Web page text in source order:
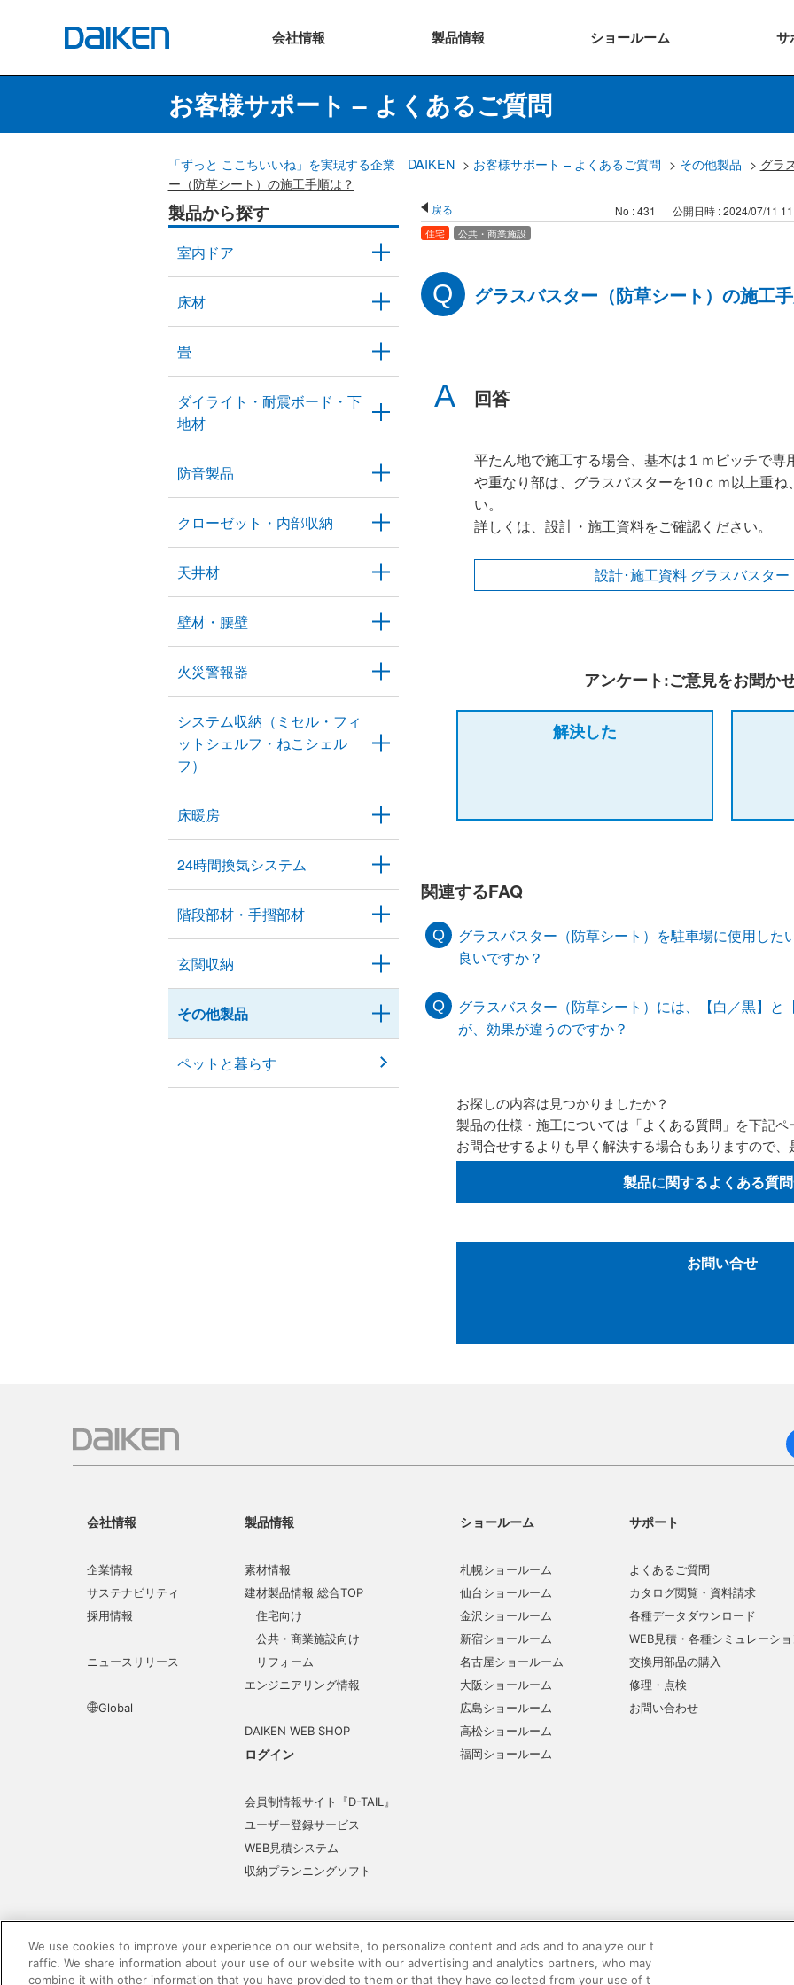
会社情報 製品情報 ショールーム サ
お客様サポート – よくあるご質問
「ずっと ここちいいね」を実現する企業 DAIKEN > お客様サポート – よくあるご質問 > その他製品 > グラ
ー（防草シート）の施工手順は？
製品から探す
室内ドア
床材
畳
ダイライト・耐震ボード・下
地材
防音製品
クローゼット・内部収納
天井材
壁材・腰壁
火災警報器
システム収納（ミセル・フィ
ットシェルフ・ねこシェル
フ）
床暖房
24時間換気システム
階段部材・手摺部材
玄関収納
その他製品
ペットと暮らす
戻る No : 431 公開日時 : 2024/07/11
住宅 公共・商業施設
グラスバスター（防草シート）の施工
回答
平たん地で施工する場合、基本は１ｍピッチで専
や重なり部は、グラスバスターを10ｃｍ以上重
い。
詳しくは、設計・施工資料をご確認ください。
設計･施工資料 グラスバスター
アンケート:ご意見をお聞か
解決した
関連するFAQ
グラスバスター（防草シート）を駐車場に使用した
良いですか？
グラスバスター（防草シート）には、【白／黒】と
が、効果が違うのですか？
お探しの内容は見つかりましたか？
製品の仕様・施工については「よくある質問」を下記
お問合せするよりも早く解決する場合もありますので
製品に関するよくある質
お問い合せ
会社情報
企業情報
サステナビリティ
採用情報
ニュースリリース
Global
製品情報
素材情報
建材製品情報 総合TOP
住宅向け
公共・商業施設向け
リフォーム
エンジニアリング情報
DAIKEN WEB SHOP
ログイン
会員制情報サイト『D-TAIL』
ユーザー登録サービス
WEB見積システム
収納プランニングソフト
ショールーム
札幌ショールーム
仙台ショールーム
金沢ショールーム
新宿ショールーム
名古屋ショールーム
大阪ショールーム
広島ショールーム
高松ショールーム
福岡ショールーム
サポート
よくあるご質問
カタログ閲覧・資料請求
各種データダウンロード
WEB見積・各種シミュレーシ
交換用部品の購入
修理・点検
お問い合わせ
電子公告 このWEBサイトについて プライバシーポリシー SNSコミュニティガイドライン サイトマップ
We use cookies to improve your experience on our website, to personalize content and ads and to analyze our t
raffic. We share information about your use of our website with our advertising and analytics partners, who may
combine it with other information that you have provided to them or that they have collected from your use of t